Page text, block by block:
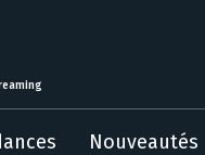
Nouveautés